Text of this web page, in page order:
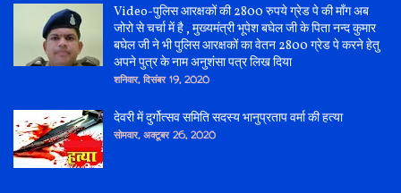
Video-पुलिस आरक्षकों की 2800 रुपये ग्रेड पे की माँग अब
जोरो से चर्चा में है , मुख्यमंत्री भूपेश बघेल जी के पिता नन्द कुमार
बघेल जी ने भी पुलिस आरक्षकों का वेतन 2800 ग्रेड पे करने हेतु
अपने पुत्र के नाम अनुशंसा पत्र लिख दिया
शनिवार, दिसंबर 19, 2020
देवरी में दुर्गोत्सव समिति सदस्य भानुप्रताप वर्मा की हत्या
सोमवार, अक्टूबर 26, 2020